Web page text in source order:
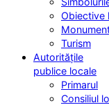
Obiective
Turism
Autoritățile
publice locale
Primarul
Consiliul